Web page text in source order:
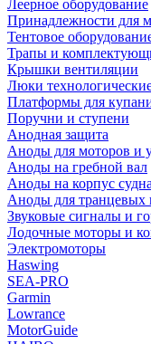
Леерное оборудование
Принадлежности для
Тентовое
Трапы и
Крышки вентиляции
Люки
Платформы для
Поручни и ступени
Анодная защита
Аноды для моторов и
Аноды на гребной вал
Аноды на корпус судна
Аноды для транцевых
Звуковые сигналы и
Лодочные моторы и
Электромоторы
Haswing
SEA-PRO
Garmin
Lowrance
MotorGuide